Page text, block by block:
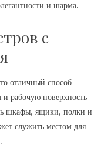
и шарма.
с
отличный способ
и рабочую поверхность
шкафы, ящики, полки и
служить местом для